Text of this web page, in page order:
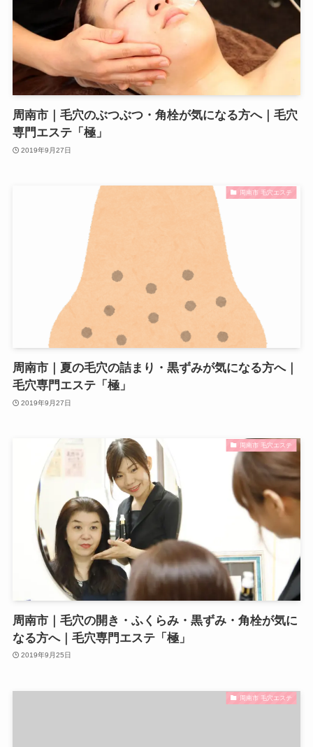
周南市｜毛穴のぶつぶつ・角栓が気になる方へ｜毛穴
専門エステ「極」
2019年9月27日
周南市 毛穴エステ
周南市｜夏の毛穴の詰まり・黒ずみが気になる方へ｜
毛穴専門エステ「極」
2019年9月27日
周南市 毛穴エステ
周南市｜毛穴の開き・ふくらみ・黒ずみ・角栓が気に
なる方へ｜毛穴専門エステ「極」
2019年9月25日
周南市 毛穴エステ